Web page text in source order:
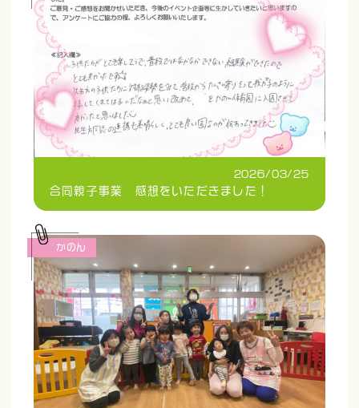
2026/03/25
合同親子事業 感想をいただきました！
かのん